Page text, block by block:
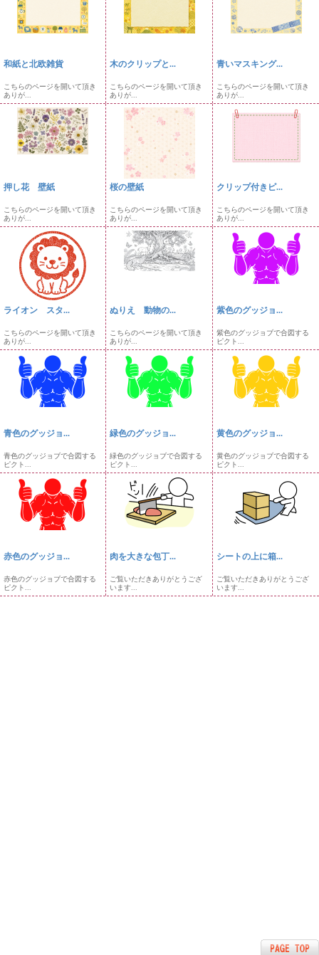
和紙と北欧雑貨
こちらのページを開いて頂き
ありが...
木のクリップと...
こちらのページを開いて頂き
ありが...
青いマスキング...
こちらのページを開いて頂き
ありが...
押し花 壁紙
こちらのページを開いて頂き
ありが...
桜の壁紙
こちらのページを開いて頂き
ありが...
クリップ付きピ...
こちらのページを開いて頂き
ありが...
ライオン スタ...
こちらのページを開いて頂き
ありが...
ぬりえ 動物の...
こちらのページを開いて頂き
ありが...
紫色のグッジョ...
紫色のグッジョブで合図する
ピクト...
青色のグッジョ...
青色のグッジョブで合図する
ピクト...
緑色のグッジョ...
緑色のグッジョブで合図する
ピクト...
黄色のグッジョ...
黄色のグッジョブで合図する
ピクト...
赤色のグッジョ...
赤色のグッジョブで合図する
ピクト...
肉を大きな包丁...
ご覧いただきありがとうござ
います...
シートの上に箱...
ご覧いただきありがとうござ
います...